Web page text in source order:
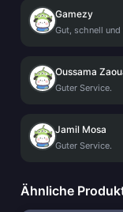
Gamezy
Gut, schnell
Oussama
Guter Service.
Jamil Mosa
Guter Service.
Ähnliche